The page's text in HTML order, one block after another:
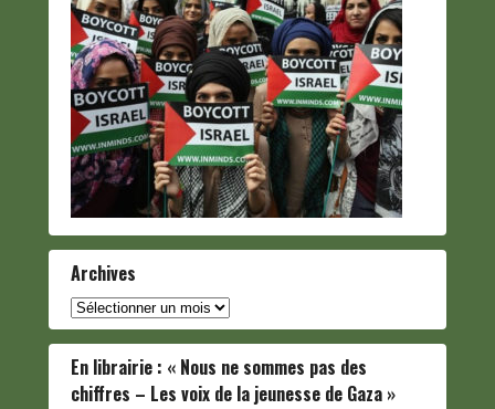
Archives
Archives
En librairie : « Nous ne sommes pas des
chiffres – Les voix de la jeunesse de Gaza »